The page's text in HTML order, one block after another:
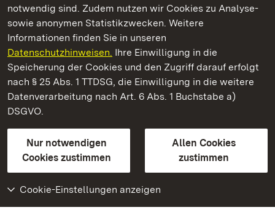
notwendig sind. Zudem nutzen wir Cookies zu Analyse-
sowie anonymen Statistikzwecken. Weitere
Informationen finden Sie in unseren
Datenschutzhinweisen. Ihre Einwilligung in die
Speicherung der Cookies und den Zugriff darauf erfolgt
nach § 25 Abs. 1 TTDSG, die Einwilligung in die weitere
Datenverarbeitung nach Art. 6 Abs. 1 Buchstabe a)
DSGVO.
Nur notwendigen
Cookies zustimmen
Allen Cookies
zustimmen
Cookie-Einstellungen anzeigen
Staatliche Schlösser und Gärten Baden‑Württemberg
Staatliche Schlösser und Gärten Baden-Württemberg
Kontakt
GebärdenspracheLeichte Sprache
Erklärung zur Barrierefreiheit
BITV-konform (geprüfte Seiten)
Weiteres